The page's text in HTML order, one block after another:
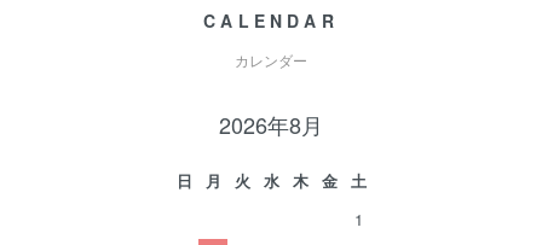
CALENDAR
カレンダー
2026年8月
日 月 火 水 木 金
土
1